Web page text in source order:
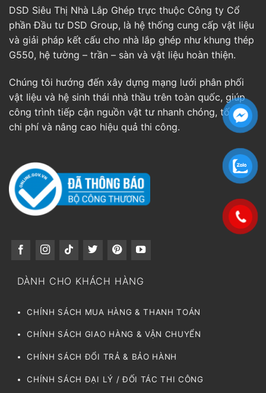
DSD Siêu Thị Nhà Lắp Ghép trực thuộc Công ty Cổ
phần Đầu tư DSD Group, là hệ thống cung cấp vật liệu
và giải pháp kết cấu cho nhà lắp ghép như khung thép
G550, hệ tường – trần – sàn và vật liệu hoàn thiện.
Chúng tôi hướng đến xây dựng mạng lưới phân phối
vật liệu và hệ sinh thái nhà thầu trên toàn quốc, giúp
công trình tiếp cận nguồn vật tư nhanh chóng, tối ưu
chi phí và nâng cao hiệu quả thi công.
DÀNH CHO KHÁCH HÀNG
CHÍNH SÁCH MUA HÀNG & THANH TOÁN
CHÍNH SÁCH GIAO HÀNG & VẬN CHUYỂN
CHÍNH SÁCH ĐỔI TRẢ & BẢO HÀNH
CHÍNH SÁCH ĐẠI LÝ / ĐỐI TÁC THI CÔNG